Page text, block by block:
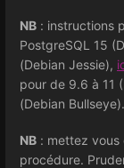
NB : instructions
PostgreSQL 15
(Debian Jessie),
pour de 9.6 à 11
(Debian Bullseye).
NB : mettez vous
procédure.